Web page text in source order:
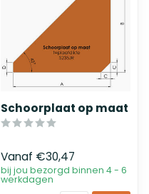
Schoorplaat op maat
Vanaf €30,47
bij jou bezorgd binnen 4 - 6
werkdagen